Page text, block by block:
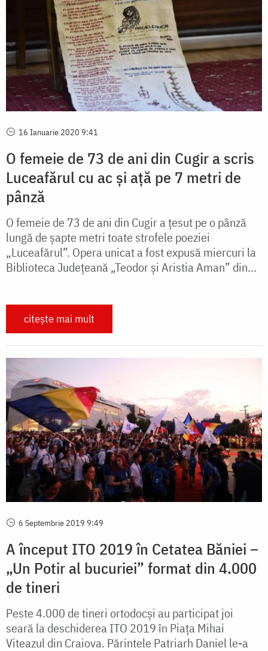
16 Ianuarie 2020 9:41
O femeie de 73 de ani din Cugir a scris
Luceafărul cu ac şi aţă pe 7 metri de
pânză
O femeie de 73 de ani din Cugir a ţesut pe o pânză
lungă de șapte metri toate strofele poeziei
„Luceafărul”. Opera unicat a fost expusă miercuri la
Biblioteca Judeţeană „Teodor şi Aristia Aman” din...
citește mai mult
6 Septembrie 2019 9:49
A început ITO 2019 în Cetatea Băniei –
„Un Potir al bucuriei” format din 4.000
de tineri
Peste 4.000 de tineri ortodocși au participat joi
seară la deschiderea ITO 2019 în Piața Mihai
Viteazul din Craiova. Părintele Patriarh Daniel le-a